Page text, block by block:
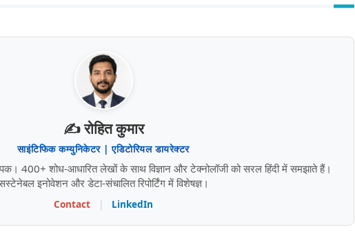
✍️ रोहित कुमार
साइंटिफिक कम्युनिकेटर | एडिटोरियल डायरेक्टर
400+ शोध-आधारित लेखों के साथ विज्ञान और टेक्नोलॉजी को सरल हिंदी में समझाते हैं।
इनोवेशन और डेटा-संचालित रिपोर्टिंग में विशेषज्ञ।
Contact | LinkedIn